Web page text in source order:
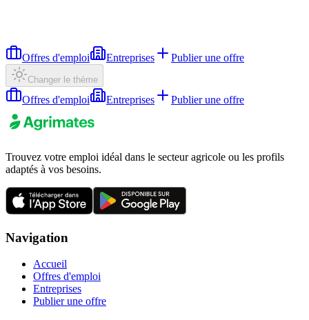
Offres d'emploi Entreprises Publier une offre
Changer le thème
Offres d'emploi Entreprises Publier une offre
Trouvez votre emploi idéal dans le secteur agricole ou les profils
adaptés à vos besoins.
Navigation
Accueil
Offres d'emploi
Entreprises
Publier une offre